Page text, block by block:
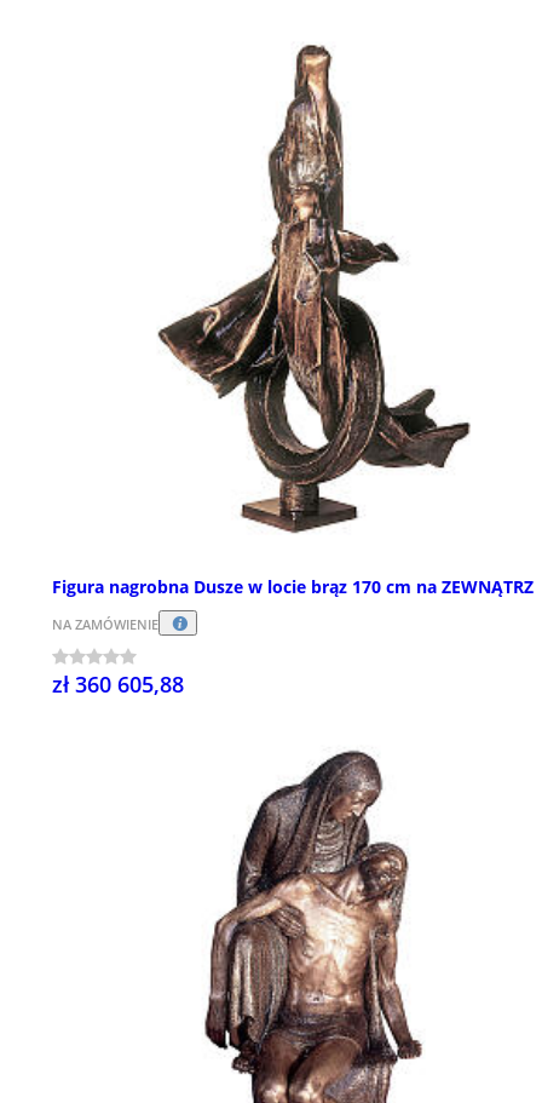
Figura nagrobna Dusze w locie brąz 170 cm na ZEWNĄTRZ
NA ZAMÓWIENIE
zł 360 605,88